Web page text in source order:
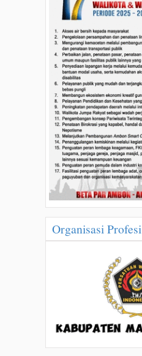
Organisasi Profesi